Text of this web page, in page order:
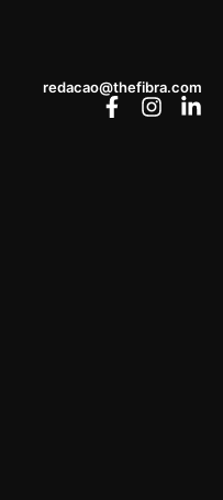
redacao@thefibra.com